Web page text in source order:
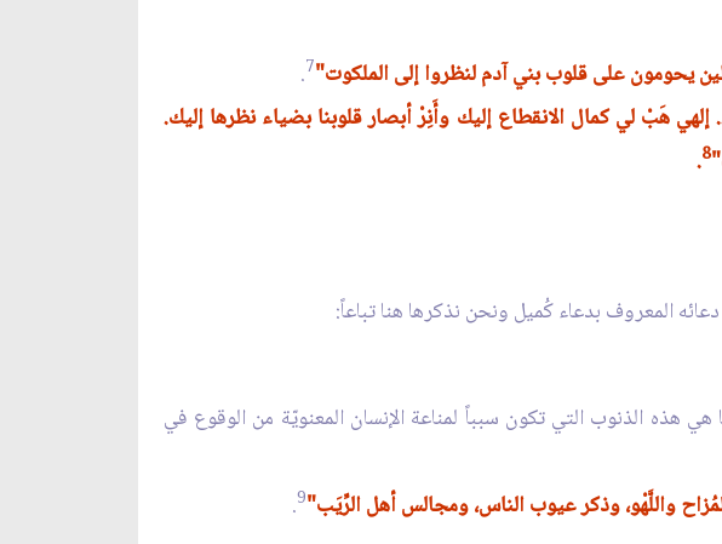
يحومون على قلوب بني آدم لنظروا إلى الملكوت"7
.
هَبْ لي كمال الانقطاع إليك وأَنِرْ أبصار قلوبنا بضياء نظرها إليك.
8
.
المعروف بدعاء كُميل ونحن نذكرها هنا تباعاً:
هذه الذنوب التي تكون سبباً لمناعة الإنسان المعنويّة من الوقوع في
واللَّهْو، وذكر عيوب الناس، ومجالس أهل الرِّيَب"9
.